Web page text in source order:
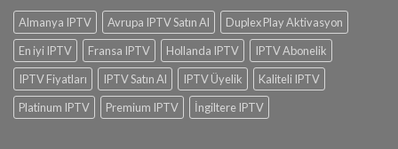
Almanya IPTV Avrupa IPTV Satın Al
Duplex Play Aktivasyon
En iyi IPTV
Fransa IPTV Hollanda IPTV
IPTV Abonelik
IPTV Fiyatları
IPTV Satın Al IPTV Üyelik
Kaliteli IPTV
Platinum IPTV
Premium IPTV İngiltere IPTV